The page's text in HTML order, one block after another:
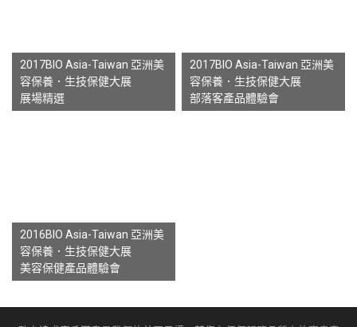
2017BIO Asia-Taiwan 亞洲美
容保養．生技保健大展
展場精選
2017BIO Asia-Taiwan 亞洲美
容保養．生技保健大展
部落客產品體驗會
2016BIO Asia-Taiwan 亞洲美
容保養．生技保健大展
美容保健產品體驗會